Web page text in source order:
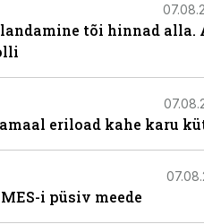
tõi hinnad alla.
eriload kahe karu
i püsiv meede